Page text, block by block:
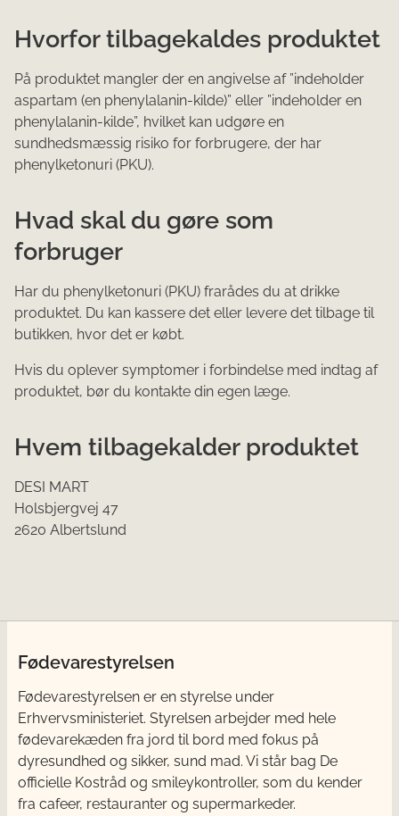
Hvorfor tilbagekaldes produktet
På produktet mangler der en angivelse af ”indeholder
aspartam (en phenylalanin-kilde)” eller ”indeholder en
phenylalanin-kilde”, hvilket kan udgøre en
sundhedsmæssig risiko for forbrugere, der har
phenylketonuri (PKU).
Hvad skal du gøre som
forbruger
Har du phenylketonuri (PKU) frarådes du at drikke
produktet. Du kan kassere det eller levere det tilbage til
butikken, hvor det er købt.
Hvis du oplever symptomer i forbindelse med indtag af
produktet, bør du kontakte din egen læge.
Hvem tilbagekalder produktet
DESI MART
Holsbjergvej 47
2620 Albertslund
Fødevarestyrelsen
Fødevarestyrelsen er en styrelse under
Erhvervsministeriet. Styrelsen arbejder med hele
fødevarekæden fra jord til bord med fokus på
dyresundhed og sikker, sund mad. Vi står bag De
officielle Kostråd og smileykontroller, som du kender
fra cafeer, restauranter og supermarkeder.